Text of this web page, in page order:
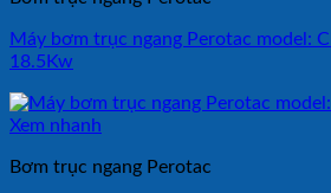
Máy bơm trục ngang Perotac model:
18.5Kw
Xem nhanh
Bơm trục ngang Perotac